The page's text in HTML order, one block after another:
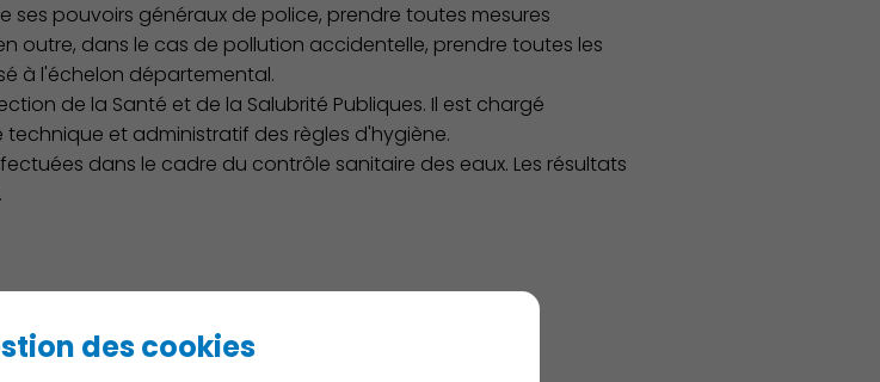
des cookies
ses pouvoirs généraux de police, prendre toutes mesures
outre, dans le cas de pollution accidentelle, prendre toutes les
à l'échelon départemental.
de la Santé et de la Salubrité Publiques. Il est chargé
et administratif des règles d'hygiène.
dans le cadre du contrôle sanitaire des eaux. Les résultats